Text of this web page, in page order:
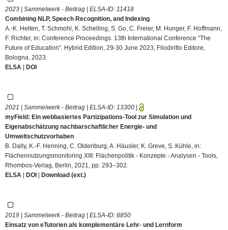
2023 | Sammelwerk - Beitrag | ELSA-ID: 11418
Combining NLP, Speech Recognition, and Indexing
A.-K. Helten, T. Schmohl, K. Schelling, S. Go, C. Freier, M. Hunger, F. Hoffmann,
F. Richter, in: Conference Proceedings. 13th International Conference “The
Future of Education”. Hybrid Edition, 29-30 June 2023, Filodiritto Editore,
Bologna, 2023.
ELSA | DOI
2021 | Sammelwerk - Beitrag | ELSA-ID: 13300 |
myField: Ein webbasiertes Partizipations-Tool zur Simulation und
Eigenabschätzung nachbarschaftlicher Energie- und
Umweltschutzvorhaben
B. Dally, K.-F. Henning, C. Oldenburg, A. Häusler, K. Greve, S. Kühle, in:
Flächennutzungsmonitoring XIII: Flächenpolitik - Konzepte - Analysen - Tools,
Rhombos-Verlag, Berlin, 2021, pp. 293–302.
ELSA | DOI | Download (ext.)
2019 | Sammelwerk - Beitrag | ELSA-ID: 6850
Einsatz von eTutorien als komplementäre Lehr- und Lernform